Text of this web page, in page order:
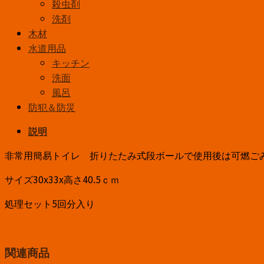
殺虫剤
洗剤
木材
水道用品
キッチン
洗面
風呂
防犯＆防災
説明
非常用簡易トイレ 折りたたみ式段ボールで使用後は可燃ご
サイズ30x33x高さ40.5ｃｍ
処理セット5回分入り
関連商品